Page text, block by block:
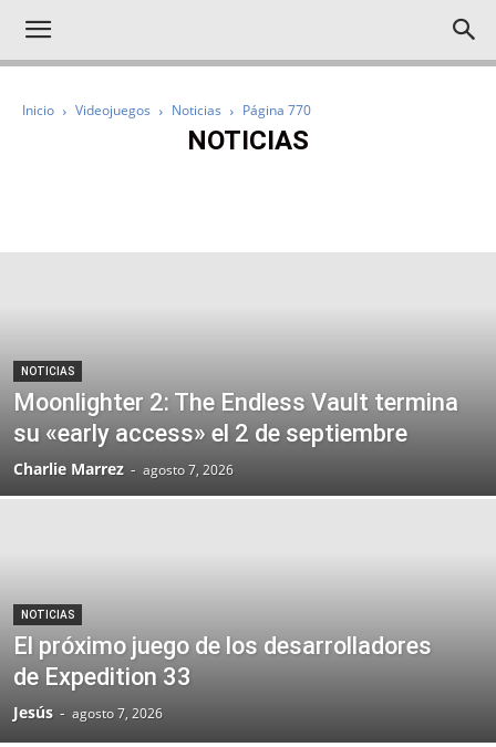
Inicio Videojuegos Noticias Página 770
NOTICIAS
NOTICIAS
Moonlighter 2: The Endless Vault termina
su «early access» el 2 de septiembre
Charlie Marrez - agosto 7, 2026
NOTICIAS
El próximo juego de los desarrolladores
de Expedition 33
Jesús - agosto 7, 2026